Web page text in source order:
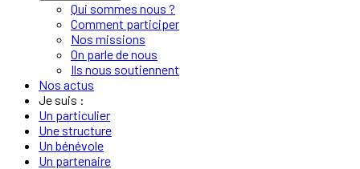
Qui sommes nous ?
Comment participer
Nos missions
On parle de nous
Ils nous soutiennent
Nos actus
Je suis :
Un particulier
Une structure
Un bénévole
Un partenaire